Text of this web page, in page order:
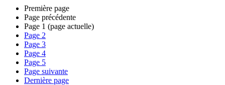
Première page
Page précédente
Page 1 (page actuelle)
Page 2
Page 3
Page 4
Page 5
Page suivante
Dernière page